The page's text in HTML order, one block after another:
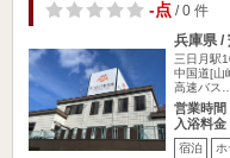
-点/ 0 件
兵庫県 /
三日月駅
中国道[山
高速バス…
営業時間
入浴料金
宿泊